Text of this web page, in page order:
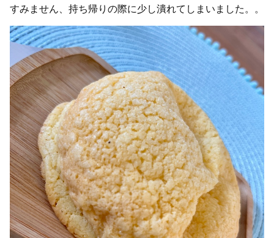
すみません、持ち帰りの際に少し潰れてしまいました。。